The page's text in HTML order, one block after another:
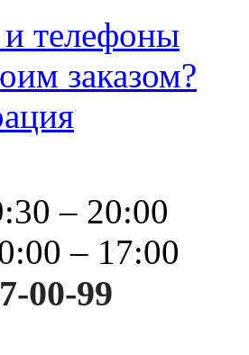
телефоны
заказом?
– 20:00
– 17:00
00-99